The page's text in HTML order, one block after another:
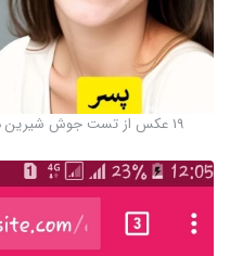
19 عکس از تست جوش شیرین دخترانه که شما را شگفت زده می کند